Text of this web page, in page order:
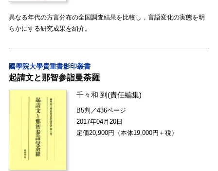
異なる年代の方言分布の全国調査結果を比較し，言語変化の実態を明
らかにする研究成果を紹介。
國學院大學貴重書影印叢書
起請文と那智参詣曼荼羅
千々和 到 (責任編集)
B5判／436ページ
2017年04月20日
定価20,900円（本体19,000円＋税）